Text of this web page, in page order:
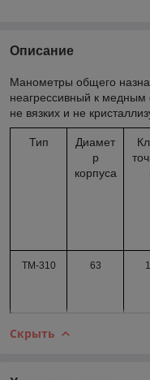
Описание
Манометры общего
неагрессивный к медным
не вязких и не
Тип
Диамет
р
корпуса
ТМ-310 63
Скрыть